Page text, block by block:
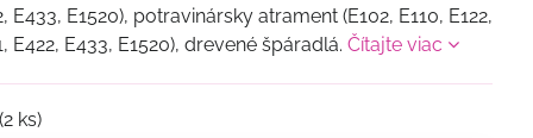
E433, E1520), potravinársky atrament (E102, E110, E122,
E422, E433, E1520), drevené špáradlá.Čítajte viac
(2 ks)